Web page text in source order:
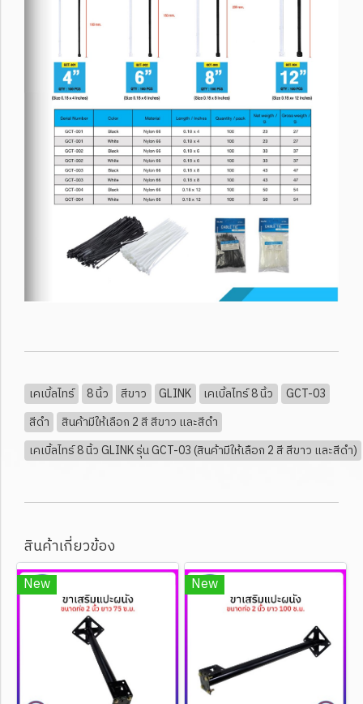
เคเบิ้ลไทร์ 8 นิ้ว สีขาว GLINK เคเบิ้ลไทร์ 8 นิ้ว
GCT-03
สีดำ
สินค้ามีให้เลือก 2 สี สีขาว และสีดำ
เคเบิ้ลไทร์ 8 นิ้ว GLINK รุ่น GCT-03 (สินค้ามีให้เลือก 2 สี สีขาว และสีดำ)
สินค้าเกี่ยวข้อง
New New